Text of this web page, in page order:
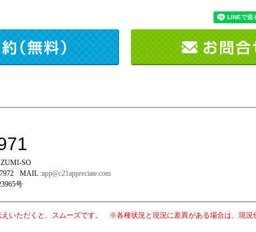
SO
MAIL :app@c21appreciate.com
号
いただくと、スムーズです。 ※各種状況と現況に差異がある場合は、現況